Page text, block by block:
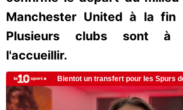
Manchester United à la fin
Plusieurs clubs sont à
l'accueillir.